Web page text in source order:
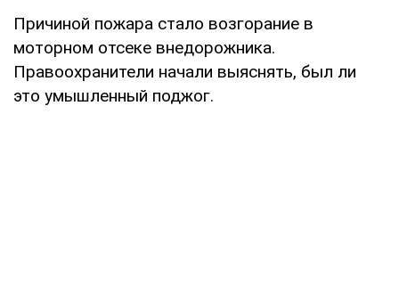
Причиной пожара стало возгорание в
моторном отсеке внедорожника.
Правоохранители начали выяснять, был ли
это умышленный поджог.